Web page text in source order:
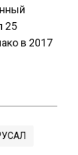
25
в 2017